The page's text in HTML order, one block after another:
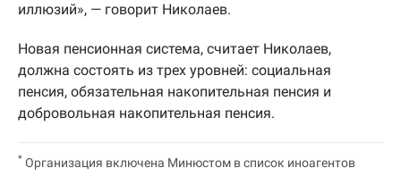
иллюзий», — говорит Николаев.
Новая пенсионная система, считает Николаев,
должна состоять из трех уровней: социальная
пенсия, обязательная накопительная пенсия и
добровольная накопительная пенсия.
* Организация включена Минюстом в список иноагентов